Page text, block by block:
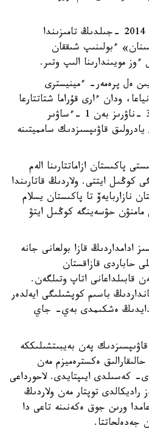
لاڭكەستىك جاۋاپكەرشىلىگىن 2014 -جىلدىڭ تامىزىندا
ءبولىنىپ شىققان
مويىندارىنا الىپ وتىر.
ەل پرەمەر- ءمينيسترى
ودان ءارى قۇراما شتاتتارعا
ساپارىنان باس تارتتى. ول 31 -ناۋرىز بەن 1 -ءساۋىر
يادرولىق قاۋىپسىزدىك سامميتىنە
پاكىستان ازاماتتارىنا الەم
كوڭىل ايتتى. ولاردىڭ قاتارىندا
نازاربايەۆ تا پاكىستان يسلام
مامنۋن حۋسەينگە كوڭىل ايتۋ
ادامداردىڭ قازا بولعانى جانە
حاباردى قازاقستان
قابىلداعانى اتاپ وتىلگەن.
باسىم كوپشىلىگى ايەلدەر
ەشكىمدى بەي- جاي
پەن بەيبىتشىلىككە
ەكسترەميزم مەن
كەسىلدى ايىپتايدى. لاحورداعى
راديكالدى توپتار مەن ولاردىڭ
ورىن جوق ەكەنىنە تاعى دا